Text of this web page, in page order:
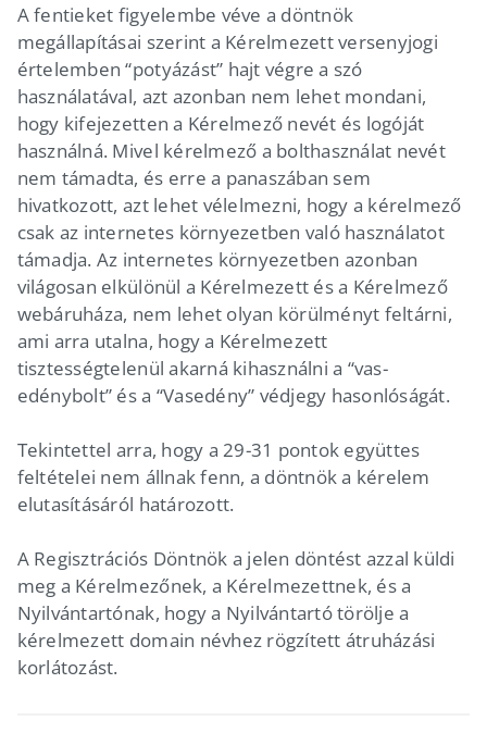
A fentieket figyelembe véve a döntnök
megállapításai szerint a Kérelmezett versenyjogi
értelemben “potyázást” hajt végre a szó
használatával, azt azonban nem lehet mondani,
hogy kifejezetten a Kérelmező nevét és logóját
használná. Mivel kérelmező a bolthasználat nevét
nem támadta, és erre a panaszában sem
hivatkozott, azt lehet vélelmezni, hogy a kérelmező
csak az internetes környezetben való használatot
támadja. Az internetes környezetben azonban
világosan elkülönül a Kérelmezett és a Kérelmező
webáruháza, nem lehet olyan körülményt feltárni,
ami arra utalna, hogy a Kérelmezett
tisztességtelenül akarná kihasználni a “vas-
edénybolt” és a “Vasedény” védjegy hasonlóságát.
Tekintettel arra, hogy a 29-31 pontok együttes
feltételei nem állnak fenn, a döntnök a kérelem
elutasításáról határozott.
A Regisztrációs Döntnök a jelen döntést azzal küldi
meg a Kérelmezőnek, a Kérelmezettnek, és a
Nyilvántartónak, hogy a Nyilvántartó törölje a
kérelmezett domain névhez rögzített átruházási
korlátozást.